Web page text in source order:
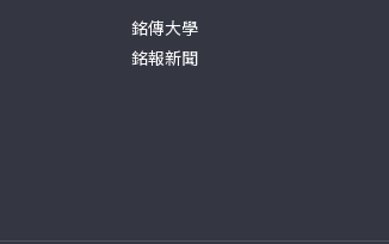
銘傳大學
銘報新聞